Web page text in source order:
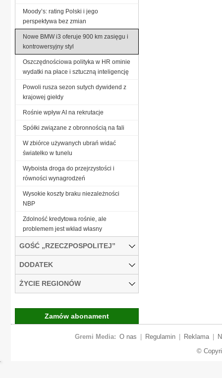
Moody’s: rating Polski i jego
perspektywa bez zmian
Nowe BMW i3 oferuje 900 km zasięgu i
kontrowersyjny styl
Oszczędnościowa polityka w HR ominie
wydatki na płace i sztuczną inteligencję
Powoli rusza sezon sutych dywidend z
krajowej giełdy
Rośnie wpływ AI na rekrutacje
Spółki związane z obronnością na fali
W zbiórce używanych ubrań widać
światełko w tunelu
Wyboista droga do przejrzystości i
równości wynagrodzeń
Wysokie koszty braku niezależności
NBP
Zdolność kredytowa rośnie, ale
problemem jest wkład własny
GOŚĆ „RZECZPOSPOLITEJ”
DODATEK
ŻYCIE REGIONÓW
Zamów abonament
Gremi Media: O nas Regulamin Reklama
©